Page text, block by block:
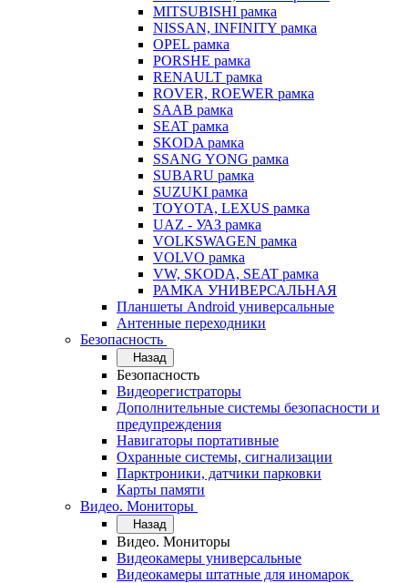
MITSUBISHI рамка
NISSAN, INFINITY рамка
OPEL рамка
PORSHE рамка
RENAULT рамка
ROVER, ROEWER рамка
SAAB рамка
SEAT рамка
SKODA рамка
SSANG YONG рамка
SUBARU рамка
SUZUKI рамка
TOYOTA, LEXUS рамка
UAZ - УАЗ рамка
VOLKSWAGEN рамка
VOLVO рамка
VW, SKODA, SEAT рамка
РАМКА УНИВЕРСАЛЬНАЯ
Планшеты Android универсальные
Антенные переходники
Безопасность
Назад
Безопасность
Видеорегистраторы
Дополнительные системы безопасности и
предупреждения
Навигаторы портативные
Охранные системы, сигнализации
Парктроники, датчики парковки
Карты памяти
Видео. Мониторы
Назад
Видео. Мониторы
Видеокамеры универсальные
Видеокамеры штатные для иномарок